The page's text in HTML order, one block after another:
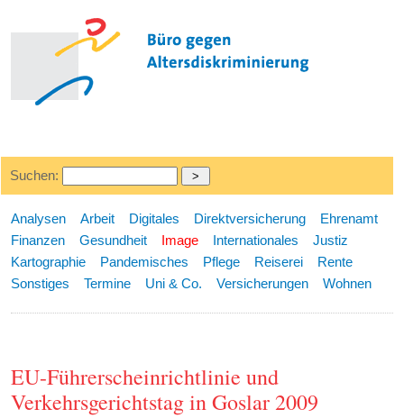
Suchen:
Analysen Arbeit Digitales Direktversicherung
Ehrenamt
Finanzen
Gesundheit Image Internationales
Justiz
Kartographie
Pandemisches Pflege Reiserei
Rente
Sonstiges
Termine Uni & Co. Versicherungen Wohnen
EU-Führerscheinrichtlinie und
Verkehrsgerichtstag in Goslar 2009